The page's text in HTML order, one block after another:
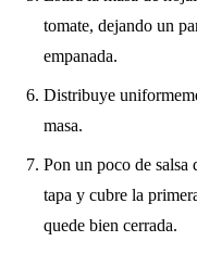
tomate, dejando un
empanada.
Distribuye
masa.
Pon un poco de salsa
tapa y cubre la
quede bien cerrada.